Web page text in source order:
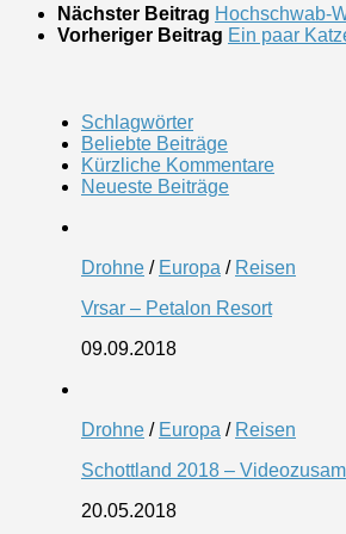
Nächster Beitrag Hochschwab-
Vorheriger Beitrag Ein paar
Schlagwörter
Beliebte Beiträge
Kürzliche Kommentare
Neueste Beiträge
Drohne / Europa / Reisen
Vrsar – Petalon Resort
09.09.2018
Drohne / Europa / Reisen
Schottland 2018 –
20.05.2018